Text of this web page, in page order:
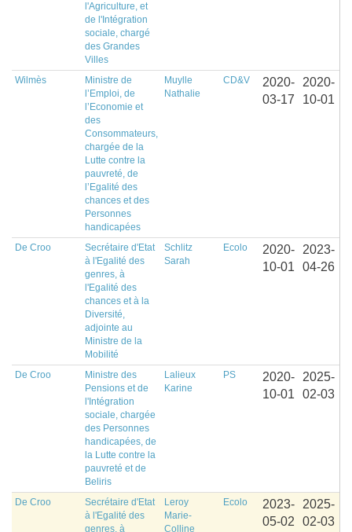
l'Agriculture, et
de l'Intégration
sociale, chargé
des Grandes
Villes
Wilmès
Ministre de
l’Emploi, de
l’Economie et
des
Consommateurs,
chargée de la
Lutte contre la
pauvreté, de
l’Egalité des
chances et des
Personnes
handicapées
Muylle
Nathalie
CD&V
2020-
03-17
2020-
10-01
De Croo
Secrétaire d'Etat
à l'Egalité des
genres, à
l'Egalité des
chances et à la
Diversité,
adjointe au
Ministre de la
Mobilité
Schlitz
Sarah
Ecolo
2020-
10-01
2023-
04-26
De Croo
Ministre des
Pensions et de
l'Intégration
sociale, chargée
des Personnes
handicapées, de
la Lutte contre la
pauvreté et de
Beliris
Lalieux
Karine
PS
2020-
10-01
2025-
02-03
De Croo
Secrétaire d'Etat
à l'Egalité des
genres, à
Leroy
Marie-
Colline
Ecolo
2023-
05-02
2025-
02-03